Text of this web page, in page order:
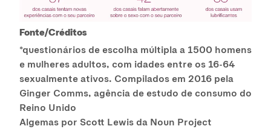
Fonte/Créditos
*questionários de escolha múltipla a 1500 homens
e mulheres adultos, com idades entre os 16-64
sexualmente ativos. Compilados em 2016 pela
Ginger Comms, agência de estudo de consumo do
Reino Unido
Algemas por Scott Lewis da Noun Project